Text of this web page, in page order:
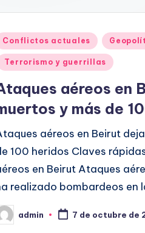
Conflictos actuales
Terrorismo y guerrillas
aéreos en
y más de
aéreos en Beirut
100 heridos Claves
en Beirut Ataques
realizado bombardeos en
admin 7 de octubre de